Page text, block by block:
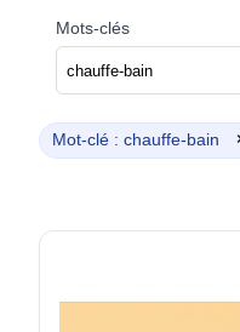
Mots-clés
Mot-clé : chauffe-bain